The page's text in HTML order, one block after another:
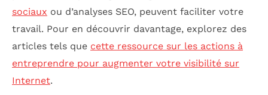
sociaux ou d’analyses SEO, peuvent faciliter votre
travail. Pour en découvrir davantage, explorez des
articles tels que cette ressource sur les actions à
entreprendre pour augmenter votre visibilité sur
Internet.